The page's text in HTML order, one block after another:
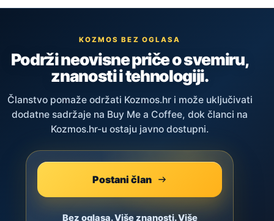
KOZMOS BEZ OGLASA
Podrži neovisne priče o svemiru,
znanosti i tehnologiji.
Članstvo pomaže održati Kozmos.hr i može uključivati
dodatne sadržaje na Buy Me a Coffee, dok članci na
Kozmos.hr-u ostaju javno dostupni.
Postani član
Bez oglasa. Više znanosti. Više